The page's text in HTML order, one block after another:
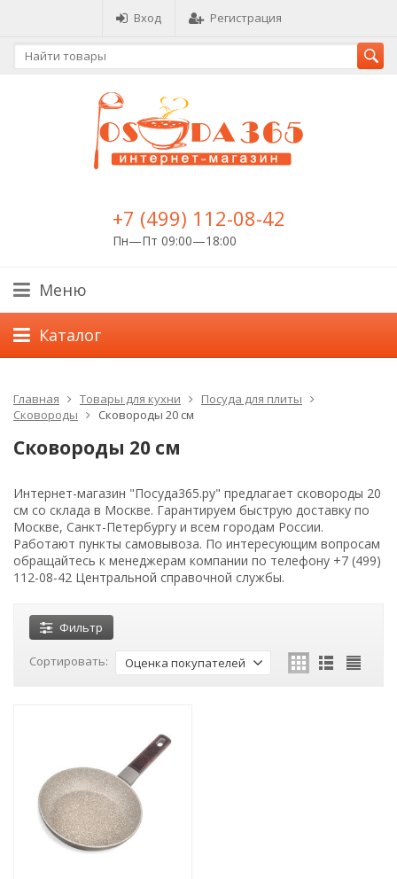
Вход Регистрация
+7 (499) 112-08-42
Пн—Пт 09:00—18:00
Меню
Каталог
Главная Товары для кухни
Посуда для плиты
Сковороды
Сковороды 20 см
Сковороды 20 см
Интернет-магазин "Посуда365.ру" предлагает сковороды 20
см со склада в Москве. Гарантируем быструю доставку по
Москве, Санкт-Петербургу и всем городам России.
Работают пункты самовывоза. По интересующим вопросам
обращайтесь к менеджерам компании по телефону +7 (499)
112-08-42 Центральной справочной службы.
Фильтр
Сортировать: Оценка покупателей